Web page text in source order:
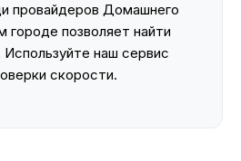
провайдеров Домашнего
городе позволяет найти
наш сервис
скорости.